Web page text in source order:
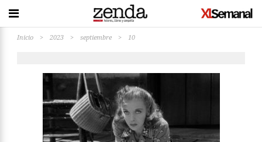
Inicio > 2023 > septiembre > 10